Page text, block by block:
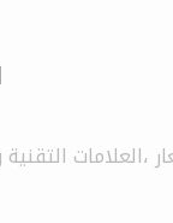
،العلامات